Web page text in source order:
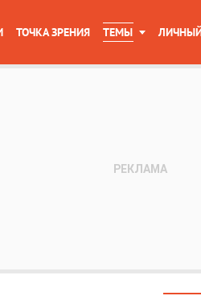
ТОЧКА ЗРЕНИЯ ТЕМЫ